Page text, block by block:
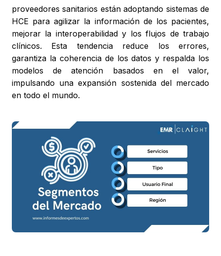
proveedores sanitarios están adoptando sistemas de
HCE para agilizar la información de los pacientes,
mejorar la interoperabilidad y los flujos de trabajo
clínicos. Esta tendencia reduce los errores,
garantiza la coherencia de los datos y respalda los
modelos de atención basados en el valor,
impulsando una expansión sostenida del mercado
en todo el mundo.